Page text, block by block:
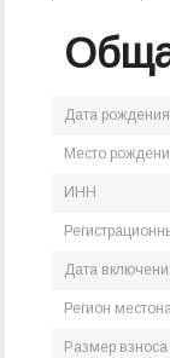
Дата рождения
Место
ИНН
Дата
Регион
Размер